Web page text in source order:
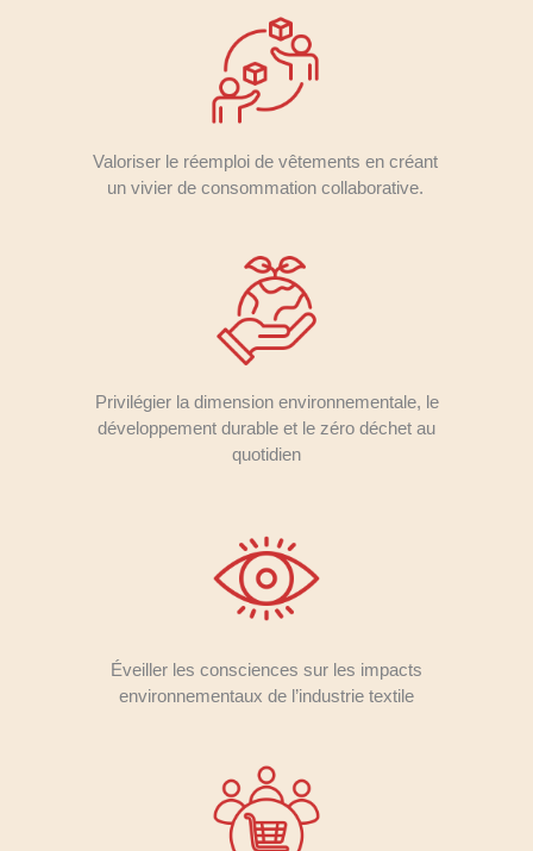
Valoriser le réemploi de vêtements en créant
un vivier de consommation collaborative.
Privilégier la dimension environnementale, le
développement durable et le zéro déchet au
quotidien
Éveiller les consciences sur les impacts
environnementaux de l’industrie textile